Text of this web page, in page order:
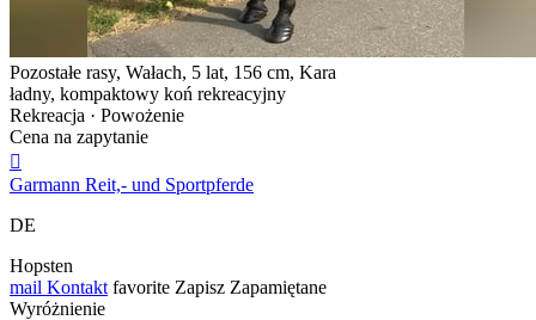
Pozostałe rasy, Wałach, 5 lat, 156 cm, Kara
ładny, kompaktowy koń rekreacyjny
Rekreacja · Powożenie
Cena na zapytanie

Garmann Reit,- und Sportpferde
DE
Hopsten
mail Kontakt favorite Zapisz Zapamiętane
Wyróżnienie